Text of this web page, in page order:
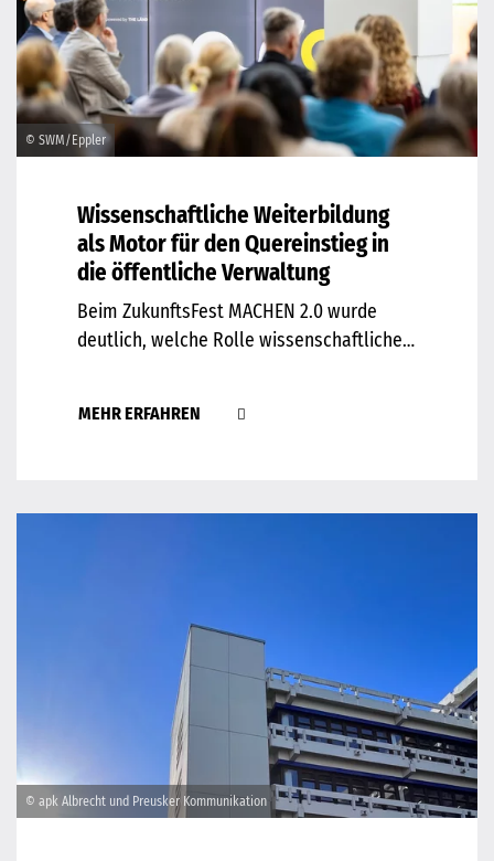
© SWM/Eppler
Wissenschaftliche Weiterbildung
als Motor für den Quereinstieg in
die öffentliche Verwaltung
Beim ZukunftsFest MACHEN 2.0 wurde
deutlich, welche Rolle wissenschaftliche…
MEHR ERFAHREN
© apk Albrecht und Preusker Kommunikation